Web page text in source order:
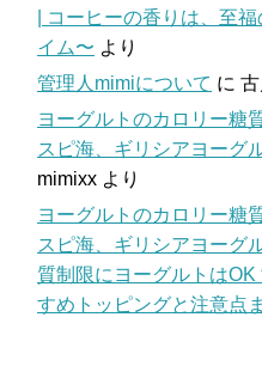
| コーヒーの香りは、至
イム〜 より
管理人mimiについて に 古
ヨーグルトのカロリー糖
スピ海、ギリシアヨーグ
mimixx より
ヨーグルトのカロリー糖
スピ海、ギリシアヨーグ
質制限にヨーグルトは
すめトッピングと注意点